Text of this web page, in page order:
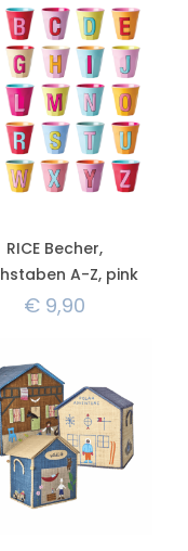
RICE Becher,
A-Z, pink
€ 9,90